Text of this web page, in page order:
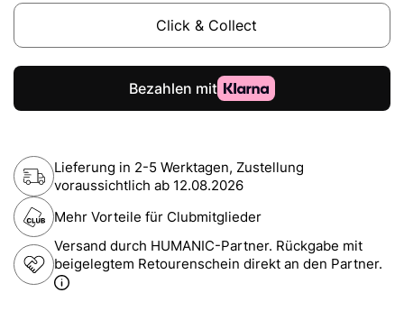
Click & Collect
Lieferung in 2-5 Werktagen, Zustellung
voraussichtlich ab 12.08.2026
Mehr Vorteile für Clubmitglieder
Versand durch HUMANIC-Partner. Rückgabe mit
beigelegtem Retourenschein direkt an den Partner.